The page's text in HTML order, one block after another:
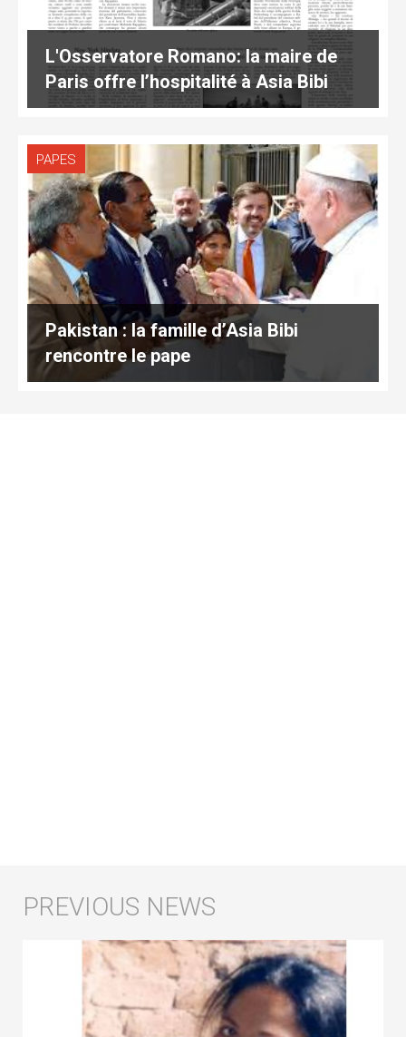
L'Osservatore Romano: la maire de
Paris offre l’hospitalité à Asia Bibi
PAPES
Pakistan : la famille d’Asia Bibi
rencontre le pape